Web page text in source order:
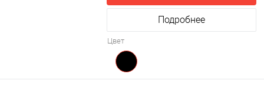
Подробнее
Цвет